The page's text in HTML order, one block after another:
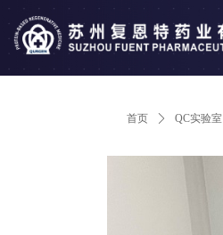
首页 ꄲ QC实验室